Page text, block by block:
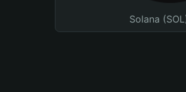
Solana